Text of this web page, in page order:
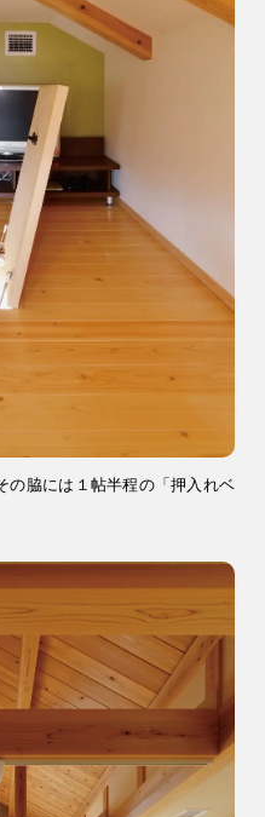
の脇には１帖半程の「押入れベ